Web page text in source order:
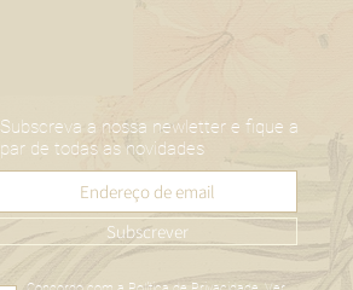
Subscreva a nossa newletter e fique a
par de todas as novidades
Subscrever